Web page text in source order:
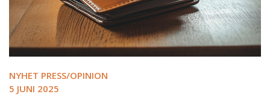
NYHET PRESS/OPINION
5 JUNI 2025